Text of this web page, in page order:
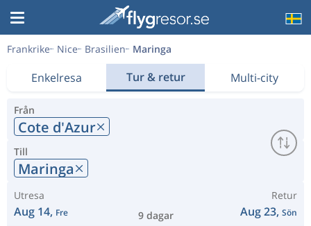
Frankrike Nice Brasilien Maringa
Enkelresa Tur & retur Multi-city
Från
Cote d'Azur
Till
Maringa
Utresa
Aug 14, Fre 9 dagar
Retur
Aug 23, Sön